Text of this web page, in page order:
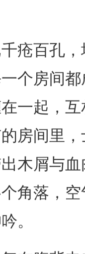
百孔，
个房间
一起，
房间里
木屑与
角落，
。